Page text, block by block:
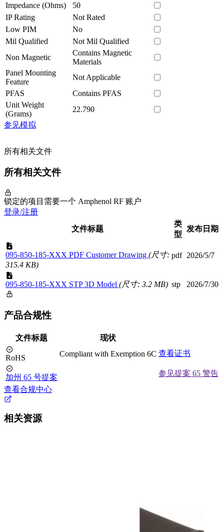
Impedance (Ohms)
50
IP Rating
Not Rated
Low PIM
No
Mil Qualified
Not Mil Qualified
Non Magnetic
Contains Magnetic
Materials
Panel Mounting
Feature
Not Applicable
PFAS
Contains PFAS
Unit Weight
(Grams)
22.790
参见模拟
所有相关文件
所有相关文件
锁定的项目需要一个 Amphenol RF 账户
登录/注册
文件标题
类
型
发布日期
095-850-185-XXX PDF Customer Drawing (尺寸:
315.4 KB)
pdf 2026/5/7
095-850-185-XXX STP 3D Model (尺寸: 3.2 MB) stp 2026/7/30
产品合规性
文件标题 现状
RoHS Compliant with Exemption 6C 查看证书
加州 65 号提案
参见提案 65 警告
查看合规中心
相关资源